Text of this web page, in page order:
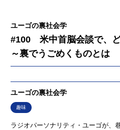
ユーゴの裏社会学
#100 米中首脳会談で、
～裏でうごめくものとは
ユーゴの裏社会学
趣味
ラジオパーソナリティ・ユーゴが、